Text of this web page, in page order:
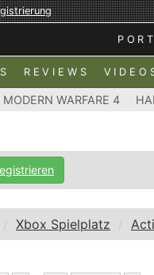
REVIEWS
MODERN WARFARE 4
Xbox Spielplatz